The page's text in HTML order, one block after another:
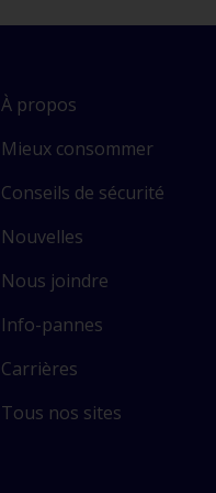
L
e
n
e
s
c
r
a
À propos
Mieux consommer
Conseils de sécurité
Nouvelles
Nous joindre
Info-pannes
Carrières
Tous nos sites